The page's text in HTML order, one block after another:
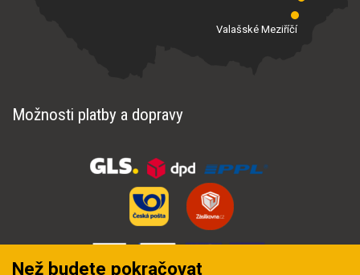
Valašské Meziříčí
Možnosti platby a dopravy
Než budete pokračovat